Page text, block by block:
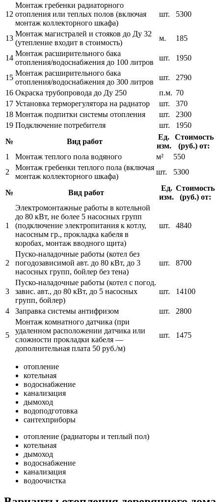
12
Монтаж гребенки радиаторного
отопления или теплых полов (включая
монтаж коллекторного шкафа)
шт. 5300
13
Монтаж магистралей и стояков до Ду 32
(утепление входит в стоимость)
м. 185
14
Монтаж расширительного бака
отопления/водоснабжения до 100 литров
шт. 1950
15
Монтаж расширительного бака
отопления/водоснабжения до 300 литров
шт.
2790
16 Окраска трубопровода до Ду 250 п.м. 70
17 Установка терморегулятора на радиатор шт.
370
18 Монтаж подпитки системы отопления шт.
2300
19 Подключение потребителя шт.
1950
№
Вид работ
Ед.
изм.
Стоимость
(руб.) от:
1
Монтаж теплого пола водяного м²
550
2
Монтаж гребенки теплого пола (включая
монтаж коллекторного шкафа)
шт. 5300
№ Вид работ
Ед.
изм.
Стоимость
(руб.) от:
1
Электромонтажные работы в котельной
до 80 кВт, не более 5 насосных групп
(подключение электропитания к котлу,
насосным гр., прокладка кабеля в
коробах, монтаж вводного щита)
шт. 4840
2
Пуско-наладочные работы (котел без
погодозависимой авт. до 80 кВт, до 3
насосных групп, бойлер без тена)
шт. 8700
3
Пуско-наладочные работы (котел с погод.
завис. авт., до 80 кВт, до 5 насосных
групп, бойлер)
шт. 14100
4 Заправка системы антифризом шт. 2800
5
Монтаж комнатного датчика (при
удаленном расположении датчика или
сложности прокладки кабеля —
дополнительная плата 50 руб./м)
шт. 1475
отопление
котельная
водоснабжение
канализация
дымоход
водоподготовка
сантехприборы
отопление (радиаторы и теплый пол)
котельная
дымоход
водоснабжение
канализация
водоочистка